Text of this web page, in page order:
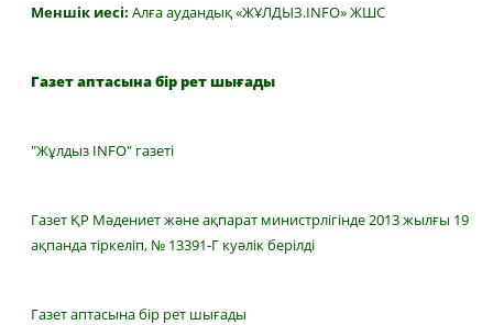
Меншік иесі: Алға аудандық «ЖҰЛДЫЗ.INFO» ЖШС
Газет аптасына бір рет шығады
"Жұлдыз INFO" газеті
Газет ҚР Мәдениет және ақпарат министрлігінде 2013 жылғы 19
ақпанда тіркеліп, № 13391-Г куәлік берілді
Газет аптасына бір рет шығады